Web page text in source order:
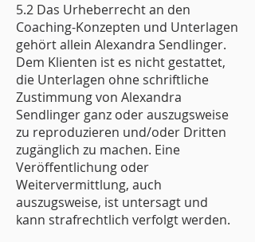
5.2 Das Urheberrecht an den
Coaching-Konzepten und Unterlagen
gehört allein Alexandra Sendlinger.
Dem Klienten ist es nicht gestattet,
die Unterlagen ohne schriftliche
Zustimmung von Alexandra
Sendlinger ganz oder auszugsweise
zu reproduzieren und/oder Dritten
zugänglich zu machen. Eine
Veröffentlichung oder
Weitervermittlung, auch
auszugsweise, ist untersagt und
kann strafrechtlich verfolgt werden.